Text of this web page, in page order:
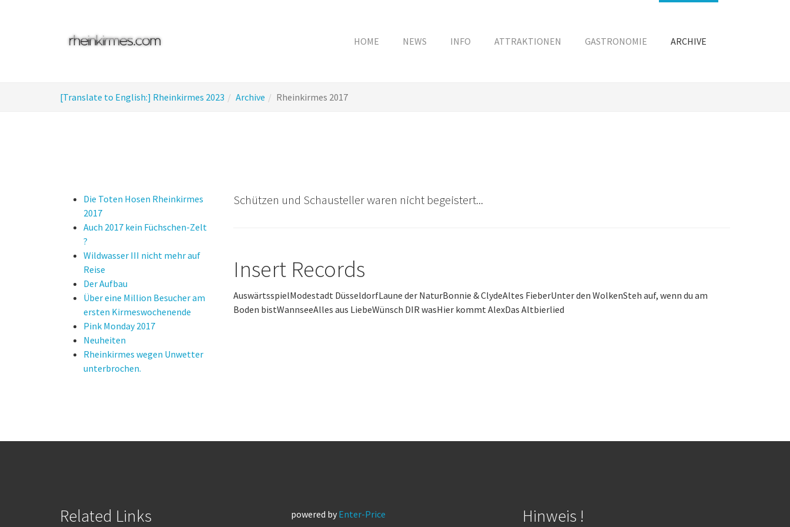
HOME NEWS INFO ATTRAKTIONEN GASTRONOMIE ARCHIVE
are
[Translate to English:] Rheinkirmes 2023 Archive Rheinkirmes 2017
Die Toten Hosen Rheinkirmes
2017
Auch 2017 kein Füchschen-Zelt
?
Wildwasser III nicht mehr auf
Reise
Der Aufbau
Über eine Million Besucher am
ersten Kirmeswochenende
Pink Monday 2017
Neuheiten
Rheinkirmes wegen Unwetter
unterbrochen.
Schützen und Schausteller waren nicht begeistert...
Insert Records
AuswärtsspielModestadt DüsseldorfLaune der NaturBonnie & ClydeAltes FieberUnter den WolkenSteh auf, wenn du am
Boden bistWannseeAlles aus LiebeWünsch DIR wasHier kommt AlexDas Altbierlied
Related Links powered by Enter-Price Hinweis !